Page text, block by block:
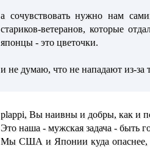
а сочувствовать нужно нам
стариков-ветеранов, которые
японцы - это цветочки.
и не думаю, что не нападают из-за
plappi, Вы наивны и добры, как и
Это наша - мужская задача - быть
Мы США и Японии куда опаснее,